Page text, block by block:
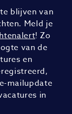
blijven van
Meld je
! Zo
van de
en
mailupdate
in